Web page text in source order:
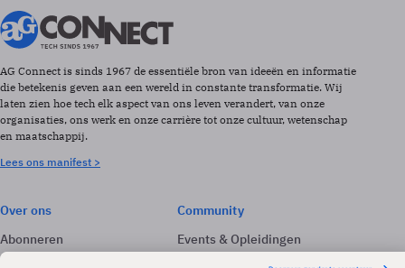
AG Connect is sinds 1967 de essentiële bron van ideeën en informatie
die betekenis geven aan een wereld in constante transformatie. Wij
laten zien hoe tech elk aspect van ons leven verandert, van onze
organisaties, ons werk en onze carrière tot onze cultuur, wetenschap
en maatschappij.
Lees ons manifest >
Over ons
Abonneren
Adverteren
Community
Events & Opleidingen